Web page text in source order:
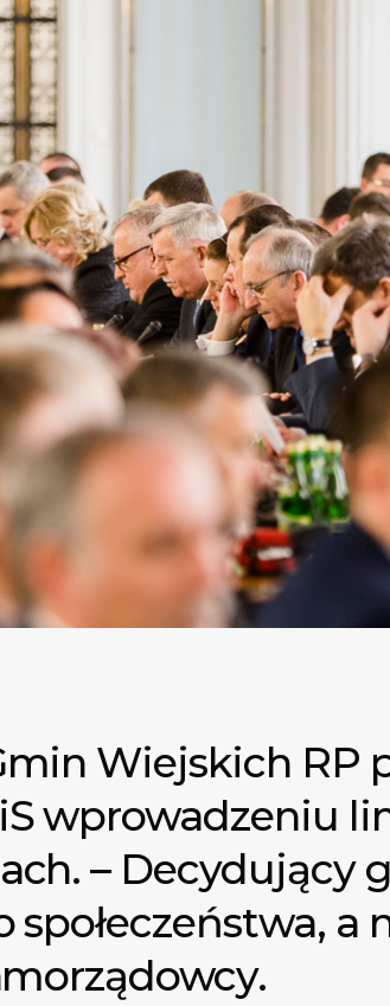
Wiejskich RP
wprowadzeniu
– Decydujący
społeczeństwa,